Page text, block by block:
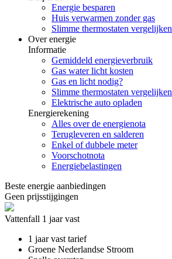
Energie besparen
Huis verwarmen zonder gas
Slimme thermostaten vergelijken
Over energie
Informatie
Gemiddeld energieverbruik
Gas water licht kosten
Gas en licht nodig?
Slimme thermostaten vergelijken
Elektrische auto opladen
Energierekening
Alles over de energienota
Terugleveren en salderen
Enkel of dubbele meter
Voorschotnota
Energiebelastingen
Beste energie aanbiedingen
Geen prijsstijgingen
Vattenfall 1 jaar vast
1 jaar vast tarief
Groene Nederlandse Stroom